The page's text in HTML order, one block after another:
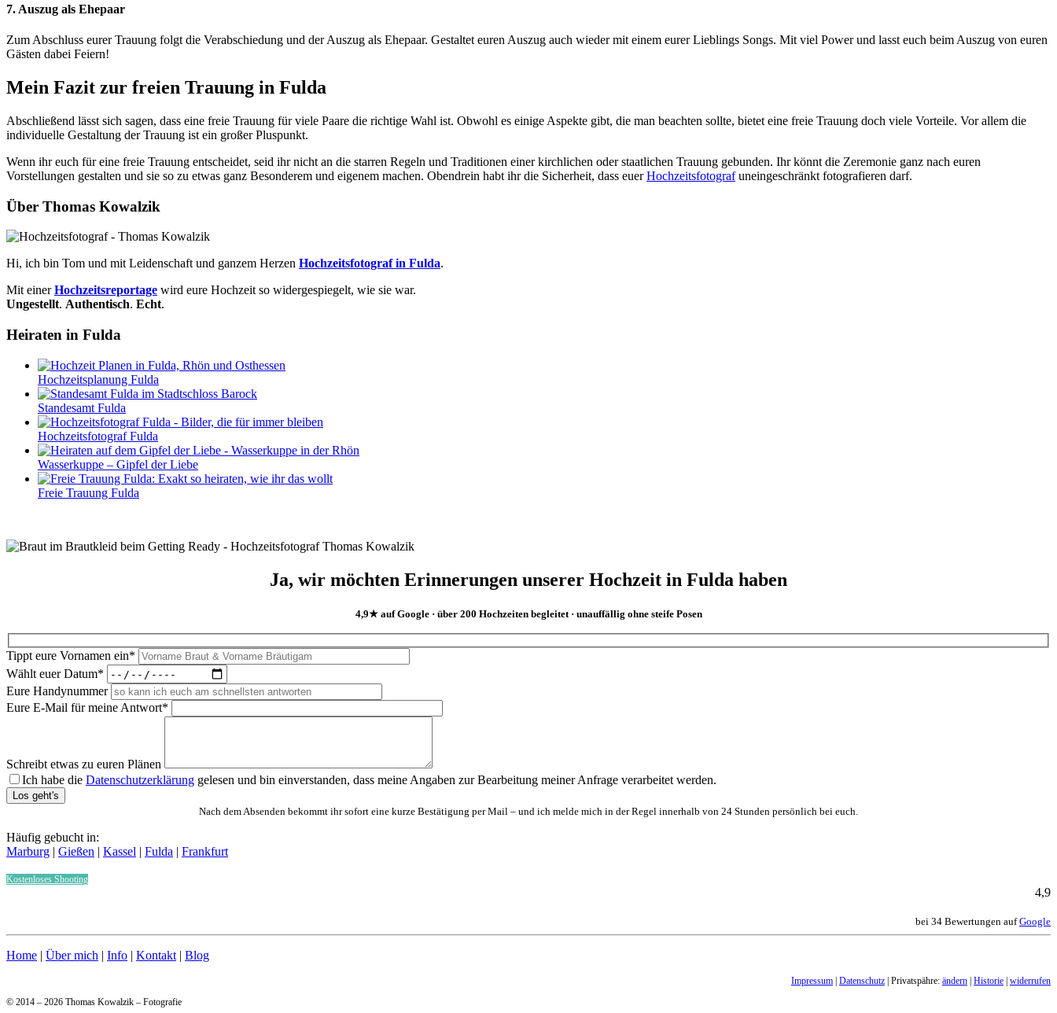
7. Auszug als Ehepaar
Zum Abschluss eurer Trauung folgt die Verabschiedung und der Auszug als Ehepaar. Gestaltet euren Auszug auch wieder mit einem eurer Lieblings Songs. Mit viel Power und lasst euch beim Auszug von euren
Gästen dabei Feiern!
Mein Fazit zur freien Trauung in Fulda
Abschließend lässt sich sagen, dass eine freie Trauung für viele Paare die richtige Wahl ist. Obwohl es einige Aspekte gibt, die man beachten sollte, bietet eine freie Trauung doch viele Vorteile. Vor allem die
individuelle Gestaltung der Trauung ist ein großer Pluspunkt.
Wenn ihr euch für eine freie Trauung entscheidet, seid ihr nicht an die starren Regeln und Traditionen einer kirchlichen oder staatlichen Trauung gebunden. Ihr könnt die Zeremonie ganz nach euren
Vorstellungen gestalten und sie so zu etwas ganz Besonderem und eigenem machen. Obendrein habt ihr die Sicherheit, dass euerHochzeitsfotografuneingeschränkt fotografieren darf.
Über Thomas Kowalzik
Hi, ich bin Tom und mit Leidenschaft und ganzem Herzen Hochzeitsfotograf in Fulda.
Mit einerHochzeitsreportage wird eure Hochzeit so widergespiegelt, wie sie war.
Ungestellt. Authentisch. Echt.
Heiraten in Fulda
Hochzeitsplanung Fulda
Standesamt Fulda
Hochzeitsfotograf Fulda
Wasserkuppe – Gipfel der Liebe
Freie Trauung Fulda
Ja, wir möchten Erinnerungen unserer Hochzeit in Fulda haben
4,9★ auf Google · über 200 Hochzeiten begleitet · unauffällig ohne steife Posen
Tippt eure Vornamen ein*
Wählt euer Datum*
Eure Handynummer
Eure E-Mail für meine Antwort*
Schreibt etwas zu euren Plänen
Ich habe die Datenschutzerklärung gelesen und bin einverstanden, dass meine Angaben zur Bearbeitung meiner Anfrage verarbeitet werden.
Bitte lasse dieses Feld leer.
Nach dem Absenden bekommt ihr sofort eine kurze Bestätigung per Mail – und ich melde mich in der Regel innerhalb von 24 Stunden persönlich bei euch.
Häufig gebucht in:
Marburg | Gießen | Kassel | Fulda | Frankfurt
Kostenloses Shooting
4,9
bei 34 Bewertungen aufGoogle
Home | Über mich | Info | Kontakt | Blog
Impressum Datenschutz | Privatspähre: ändern Historie widerrufen
© 2014 – 2026 Thomas Kowalzik – Fotografie